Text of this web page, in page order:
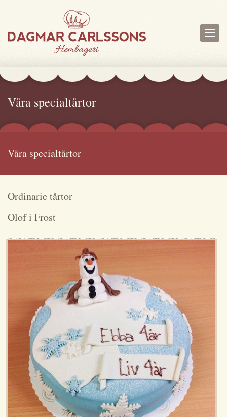
Våra specialtårtor
Våra specialtårtor
Ordinarie tårtor
Olof i Frost